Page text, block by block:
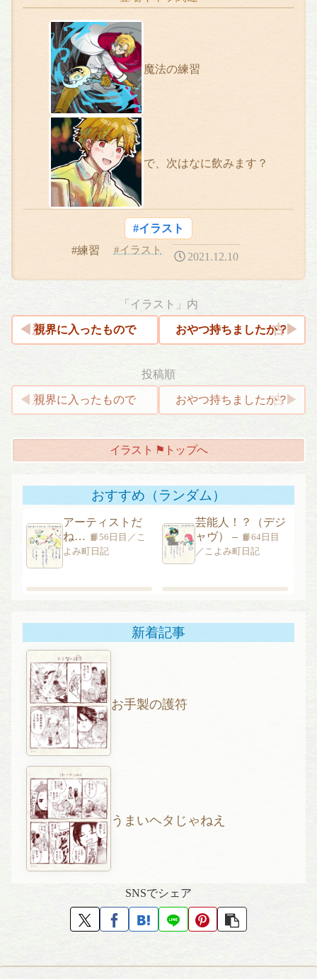
魔法の練習⁠
で、次はなに飲みます？⁠
#イラスト
#練習
#イラスト
2021.12.10
「イラスト」内
視界に入ったもので おやつ持ちましたか？
投稿順
投
稿
ナ
ー
シ
ョ
ン
おやつ持ちましたか？
視界に入ったもので
イラスト ⚑トップへ
おすすめ（ランダム）
アーティストだ
ね… 📙56日目／こ
よみ町日記
芸能人！？（デジ
ャヴ） – 📙64日目
／こよみ町日記
新着記事
お手製の護符
うまいヘタじゃねえ
SNSでシェア